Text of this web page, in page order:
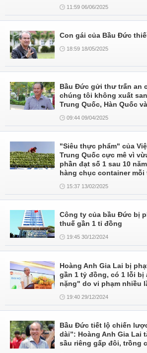
11:59 06/06/2025
Con gái của Bầu Đức
18:59 18/05/2025
Bầu Đức gửi thư trấn an
chúng tôi không xuất
Trung Quốc, Hàn Quốc
09:44 09/04/2025
"Siêu thực phẩm" của
Trung Quốc cực mê vì
phần đạt số 1 sau 10
hàng chục container mỗi
15:37 13/02/2025
Công ty của bầu Đức bị
thuế gần 1 tỉ đồng
19:45 30/12/2024
Hoàng Anh Gia Lai bị
gần 1 tỷ đồng, có 1 lỗi
nặng" do vi phạm nhiều
19:40 29/12/2024
Bầu Đức tiết lộ chiến
dài”: Hoàng Anh Gia Lai
sầu riêng gấp đôi, trồng